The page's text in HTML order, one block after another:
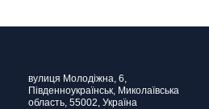
вулиця Молодіжна, 6,
Південноукраїнськ, Миколаївська
область, 55002, Україна